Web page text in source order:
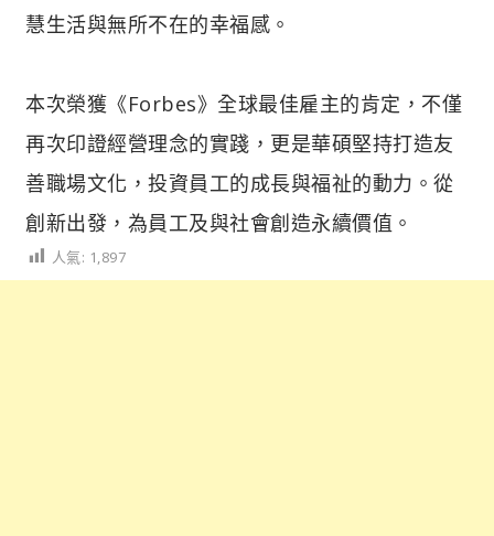
慧生活與無所不在的幸福感。
本次榮獲《Forbes》全球最佳雇主的肯定，不僅
再次印證經營理念的實踐，更是華碩堅持打造友
善職場文化，投資員工的成長與福祉的動力。從
創新出發，為員工及與社會創造永續價值。
人氣: 1,897